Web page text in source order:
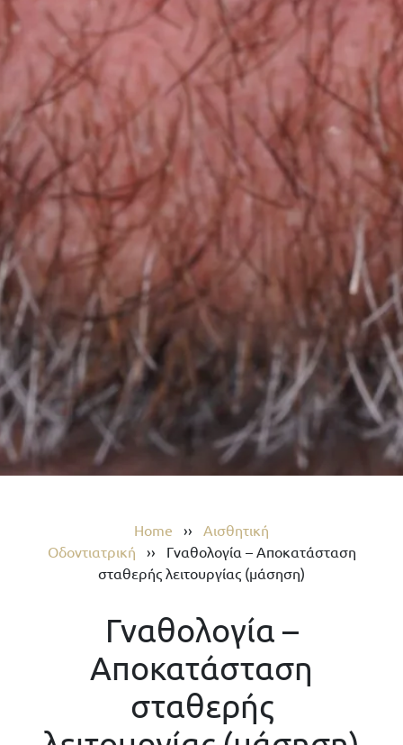
Home ›› Αισθητική
Οδοντιατρική ›› Γναθολογία – Αποκατάσταση
σταθερής λειτουργίας (μάσηση)
Γναθολογία –
Αποκατάσταση
σταθερής